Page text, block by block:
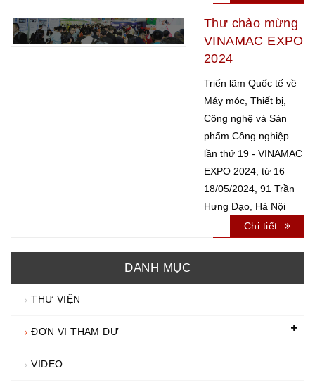
Thư chào mừng
VINAMAC EXPO
2024
Triển lãm Quốc tế về
Máy móc, Thiết bị,
Công nghệ và Sản
phẩm Công nghiệp
lần thứ 19 - VINAMAC
EXPO 2024, từ 16 –
18/05/2024, 91 Trần
Hưng Đạo, Hà Nội
Chi tiết
DANH MỤC
THƯ VIỆN
ĐƠN VỊ THAM DỰ
VIDEO